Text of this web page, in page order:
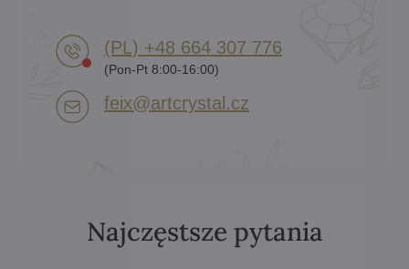
(PL) +48 664 307 776
(Pon-Pt 8:00-16:00)
feix​@artcrystal​.cz
Najczęstsze pytania